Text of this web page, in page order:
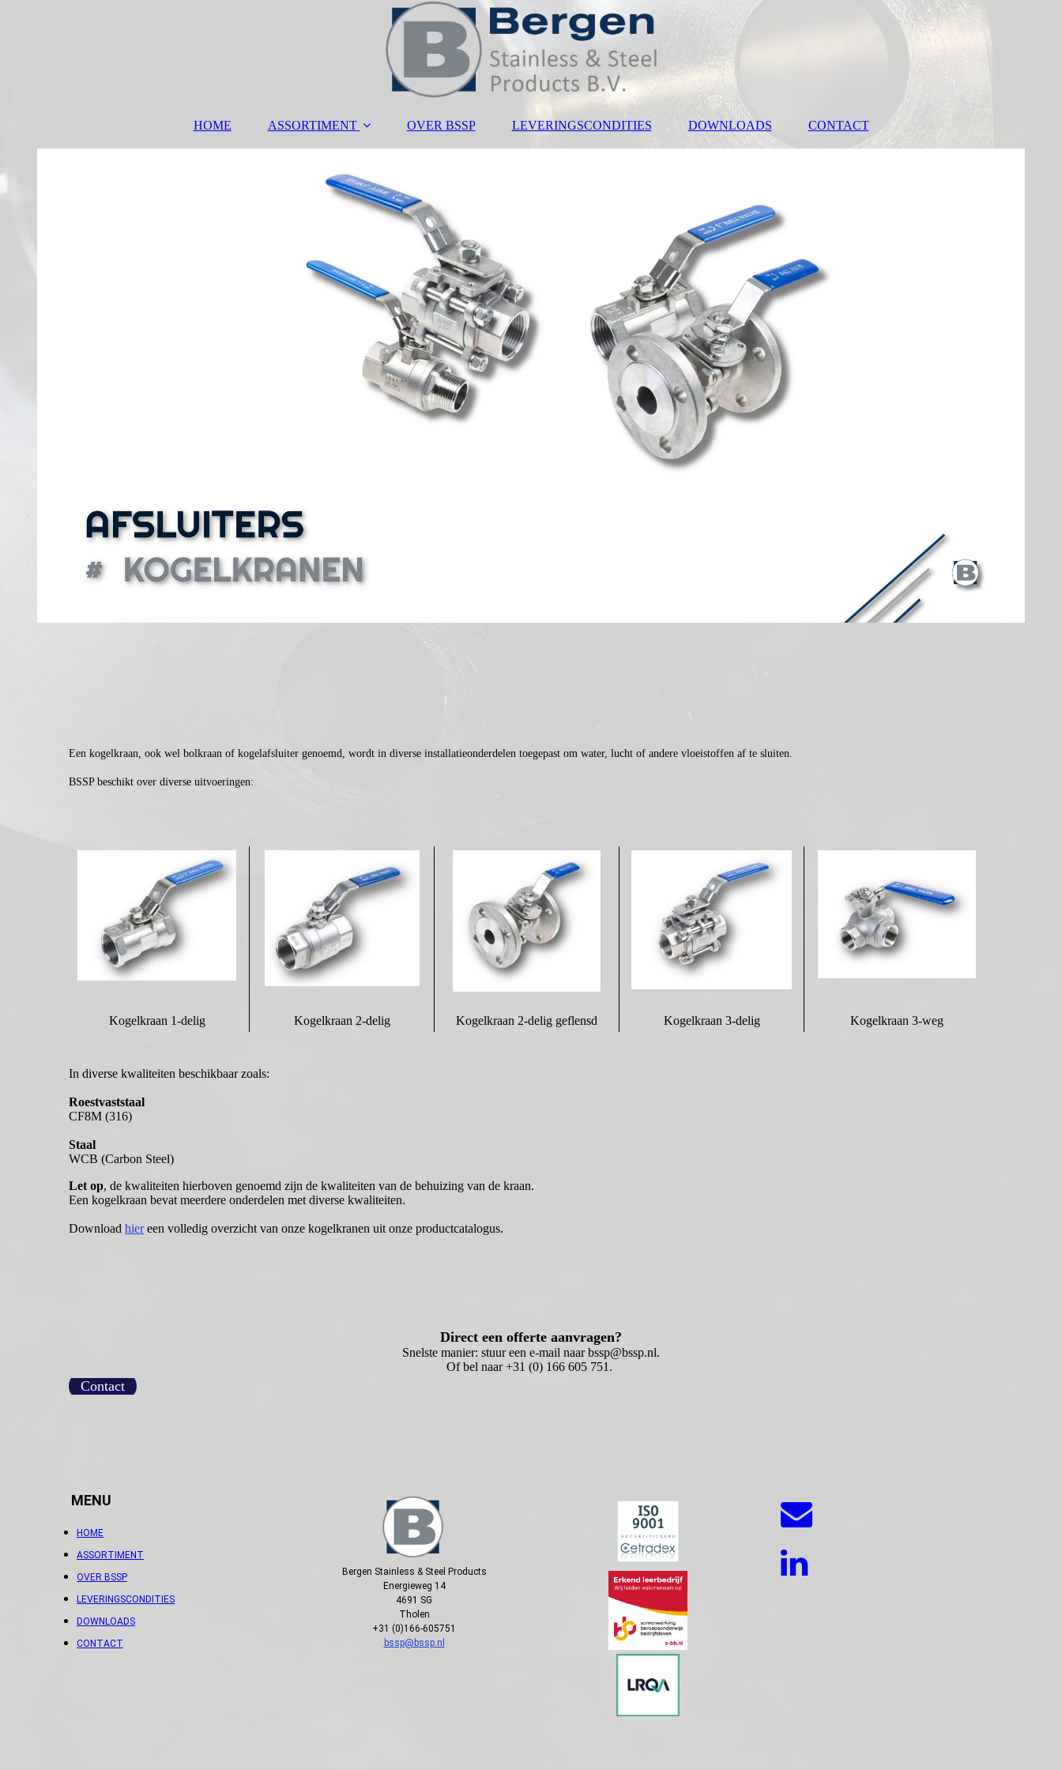
HOME ASSORTIMENT OVER BSSP LEVERINGSCONDITIES DOWNLOADS CONTACT
Een kogelkraan, ook wel bolkraan of kogelafsluiter genoemd, wordt in diverse installatieonderdelen toegepast om water, lucht of andere vloeistoffen af te sluiten.
BSSP beschikt over diverse uitvoeringen:
Kogelkraan 1-delig Kogelkraan 2-delig Kogelkraan 2-delig geflensd Kogelkraan 3-delig Kogelkraan 3-weg
In diverse kwaliteiten beschikbaar zoals:
Roestvaststaal
CF8M (316)
Staal
WCB (Carbon Steel)
Let op, de kwaliteiten hierboven genoemd zijn de kwaliteiten van de behuizing van de kraan.
Een kogelkraan bevat meerdere onderdelen met diverse kwaliteiten.
Download hiereen volledig overzicht van onze kogelkranen uit onze productcatalogus.
Direct een offerte aanvragen?
Snelste manier: stuur een e-mail naar bssp@bssp.nl.
Of bel naar +31 (0) 166 605 751.
Contact
MENU
HOME
ASSORTIMENT
OVER BSSP
LEVERINGSCONDITIES
DOWNLOADS
CONTACT
Bergen Stainless & Steel Products
Energieweg 14
4691 SG
Tholen
+31 (0)166-605751
bssp@bssp.nl